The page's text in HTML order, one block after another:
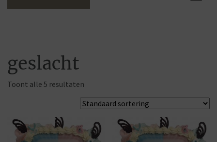
geslacht
Toont alle 5 resultaten